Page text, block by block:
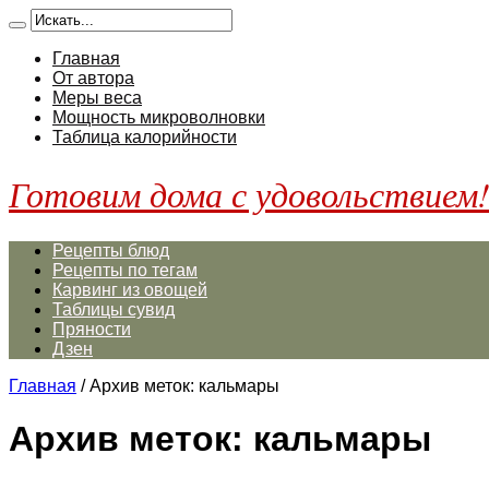
Главная
От автора
Меры веса
Мощность микроволновки
Таблица калорийности
Готовим дома с удовольствием!
Рецепты блюд
Рецепты по тегам
Карвинг из овощей
Таблицы сувид
Пряности
Дзен
Главная /Архив меток: кальмары
Архив меток: кальмары